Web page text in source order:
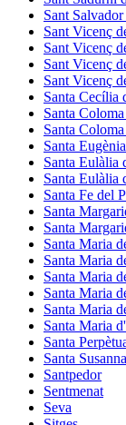
Sant
Sant Vicenç
Sant Vicenç
Sant Vicenç
Sant Vicenç
Santa Cecília
Santa
Santa
Santa
Santa Eulàlia
Santa Eulàlia
Santa Fe del
Santa
Santa
Santa Maria
Santa Maria
Santa Maria
Santa Maria
Santa Maria
Santa Maria
Santa
Santa Susanna
Santpedor
Sentmenat
Seva